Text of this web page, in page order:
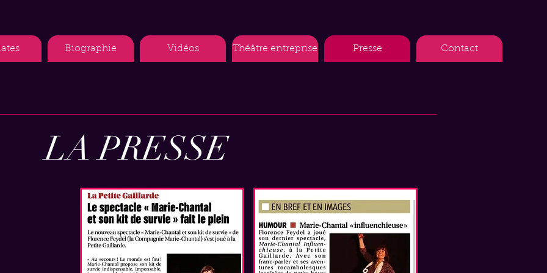
Biographie Vidéos Théâtre entreprise Presse Contact
LA PRESSE